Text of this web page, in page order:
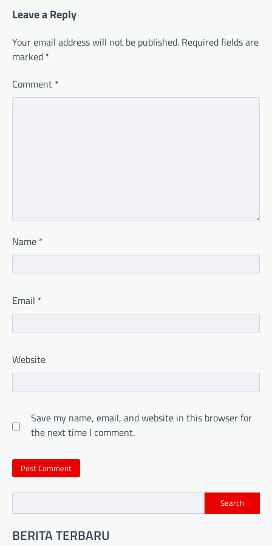
Leave a Reply
Your email address will not be published. Required fields are
marked *
Comment *
Name *
Email *
Website
Save my name, email, and website in this browser for
the next time I comment.
Search
BERITA TERBARU